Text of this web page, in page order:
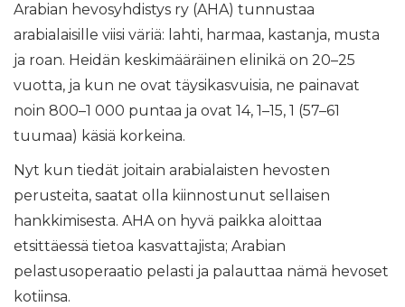
Arabian hevosyhdistys ry (AHA) tunnustaa
arabialaisille viisi väriä: lahti, harmaa, kastanja, musta
ja roan. Heidän keskimääräinen elinikä on 20–25
vuotta, ja kun ne ovat täysikasvuisia, ne painavat
noin 800–1 000 puntaa ja ovat 14, 1–15, 1 (57–61
tuumaa) käsiä korkeina.
Nyt kun tiedät joitain arabialaisten hevosten
perusteita, saatat olla kiinnostunut sellaisen
hankkimisesta. AHA on hyvä paikka aloittaa
etsittäessä tietoa kasvattajista; Arabian
pelastusoperaatio pelasti ja palauttaa nämä hevoset
kotiinsa.